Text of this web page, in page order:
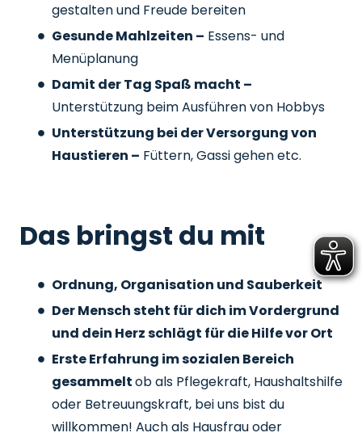
gestalten und Freude bereiten
Gesunde Mahlzeiten – Essens- und
Menüplanung
Damit der Tag Spaß macht –
Unterstützung beim Ausführen von Hobbys
Unterstützung bei der Versorgung von
Haustieren – Füttern, Gassi gehen etc.
Das bringst du mit
Ordnung, Organisation und Sauberkeit
Der Mensch steht für dich im Vordergrund
und dein Herz schlägt für die Hilfe vor Ort
Erste Erfahrung im sozialen Bereich
gesammeltob als Pflegekraft, Haushaltshilfe
oder Betreuungskraft, bei uns bist du
willkommen! Auch als Hausfrau oder